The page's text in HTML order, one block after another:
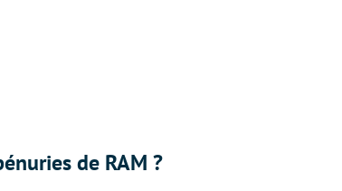
de RAM ?